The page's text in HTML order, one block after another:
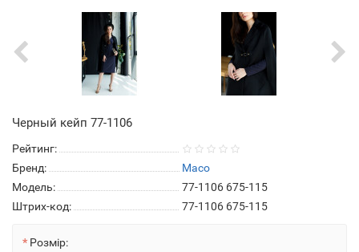
Черный кейп 77-1106
Рейтинг:
Бренд:
Maco
Модель:
77-1106 675-115
Штрих-код:
77-1106 675-115
Розмір: